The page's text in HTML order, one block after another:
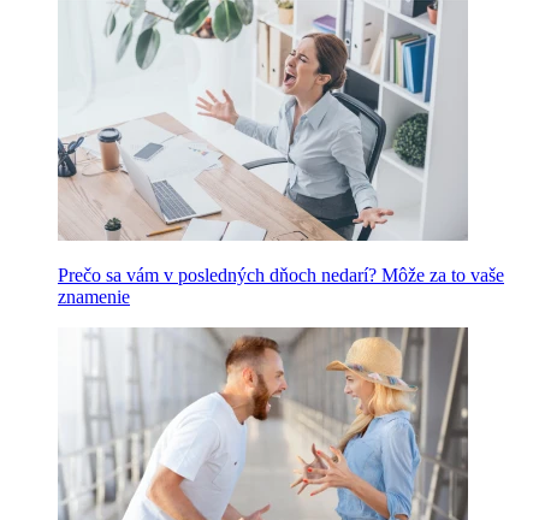
Prečo sa vám v posledných dňoch nedarí? Môže za to vaše
znamenie